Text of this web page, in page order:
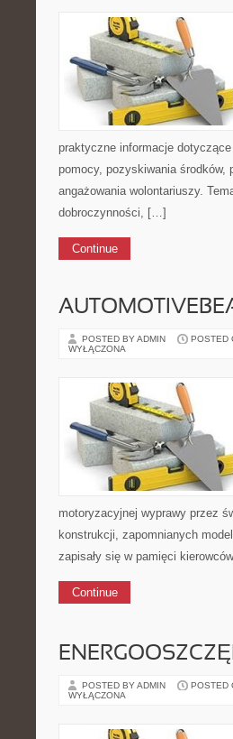
praktyczne informacje
pomocy, pozyskiwania środków,
angażowania wolontariuszy.
dobroczynności, […]
Continue
POSTED BY ADMIN POSTED
WYŁĄCZONA
motoryzacyjnej wyprawy przez
konstrukcji, zapomnianych
zapisały się w pamięci
Continue
POSTED BY ADMIN POSTED
WYŁĄCZONA